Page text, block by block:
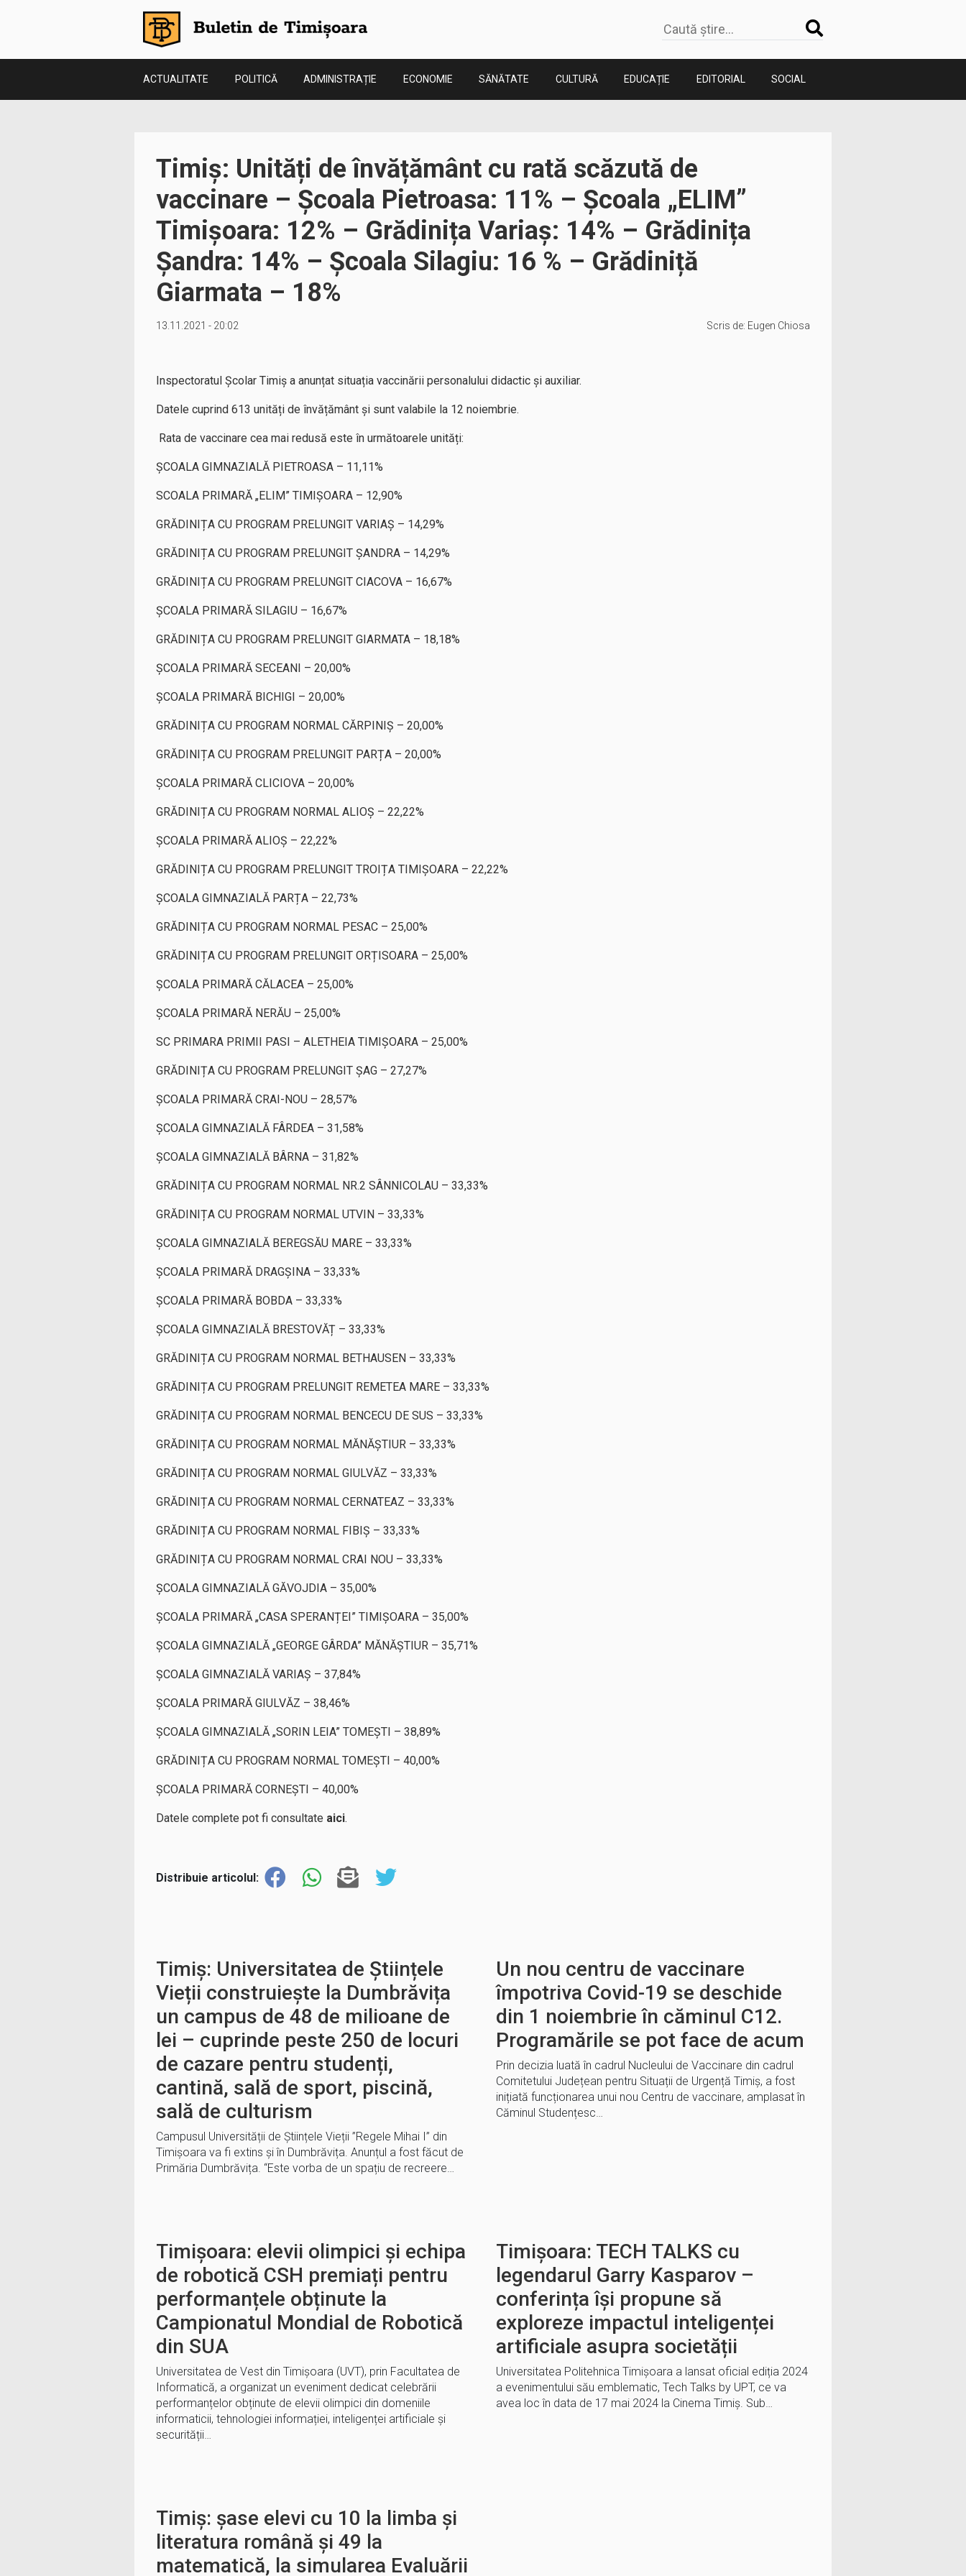
ACTUALITATE POLITICĂ ADMINISTRAȚIE ECONOMIE SĂNĂTATE CULTURĂ EDUCAȚIE EDITORIAL SOCIAL
Timiș: Unități de învățământ cu rată scăzută de
vaccinare – Școala Pietroasa: 11% – Școala „ELIM”
Timișoara: 12% – Grădinița Variaș: 14% – Grădinița
Șandra: 14% – Școala Silagiu: 16 % – Grădiniță
Giarmata – 18%
13.11.2021 - 20:02 Scris de: Eugen Chiosa
Inspectoratul Școlar Timiș a anunțat situația vaccinării personalului didactic și auxiliar.
Datele cuprind 613 unități de învățământ și sunt valabile la 12 noiembrie.
Rata de vaccinare cea mai redusă este în următoarele unități:
ȘCOALA GIMNAZIALĂ PIETROASA – 11,11%
SCOALA PRIMARĂ „ELIM” TIMIȘOARA – 12,90%
GRĂDINIȚA CU PROGRAM PRELUNGIT VARIAȘ – 14,29%
GRĂDINIȚA CU PROGRAM PRELUNGIT ȘANDRA – 14,29%
GRĂDINIȚA CU PROGRAM PRELUNGIT CIACOVA – 16,67%
ȘCOALA PRIMARĂ SILAGIU – 16,67%
GRĂDINIȚA CU PROGRAM PRELUNGIT GIARMATA – 18,18%
ȘCOALA PRIMARĂ SECEANI – 20,00%
ȘCOALA PRIMARĂ BICHIGI – 20,00%
GRĂDINIȚA CU PROGRAM NORMAL CĂRPINIȘ – 20,00%
GRĂDINIȚA CU PROGRAM PRELUNGIT PARȚA – 20,00%
ȘCOALA PRIMARĂ CLICIOVA – 20,00%
GRĂDINIȚA CU PROGRAM NORMAL ALIOȘ – 22,22%
ȘCOALA PRIMARĂ ALIOȘ – 22,22%
GRĂDINIȚA CU PROGRAM PRELUNGIT TROIȚA TIMIȘOARA – 22,22%
ȘCOALA GIMNAZIALĂ PARȚA – 22,73%
GRĂDINIȚA CU PROGRAM NORMAL PESAC – 25,00%
GRĂDINIȚA CU PROGRAM PRELUNGIT ORȚISOARA – 25,00%
ȘCOALA PRIMARĂ CĂLACEA – 25,00%
ȘCOALA PRIMARĂ NERĂU – 25,00%
SC PRIMARA PRIMII PASI – ALETHEIA TIMIȘOARA – 25,00%
GRĂDINIȚA CU PROGRAM PRELUNGIT ȘAG – 27,27%
ȘCOALA PRIMARĂ CRAI-NOU – 28,57%
ȘCOALA GIMNAZIALĂ FÂRDEA – 31,58%
ȘCOALA GIMNAZIALĂ BÂRNA – 31,82%
GRĂDINIȚA CU PROGRAM NORMAL NR.2 SÂNNICOLAU – 33,33%
GRĂDINIȚA CU PROGRAM NORMAL UTVIN – 33,33%
ȘCOALA GIMNAZIALĂ BEREGSĂU MARE – 33,33%
ȘCOALA PRIMARĂ DRAGȘINA – 33,33%
ȘCOALA PRIMARĂ BOBDA – 33,33%
ȘCOALA GIMNAZIALĂ BRESTOVĂȚ – 33,33%
GRĂDINIȚA CU PROGRAM NORMAL BETHAUSEN – 33,33%
GRĂDINIȚA CU PROGRAM PRELUNGIT REMETEA MARE – 33,33%
GRĂDINIȚA CU PROGRAM NORMAL BENCECU DE SUS – 33,33%
GRĂDINIȚA CU PROGRAM NORMAL MĂNĂȘTIUR – 33,33%
GRĂDINIȚA CU PROGRAM NORMAL GIULVĂZ – 33,33%
GRĂDINIȚA CU PROGRAM NORMAL CERNATEAZ – 33,33%
GRĂDINIȚA CU PROGRAM NORMAL FIBIȘ – 33,33%
GRĂDINIȚA CU PROGRAM NORMAL CRAI NOU – 33,33%
ȘCOALA GIMNAZIALĂ GĂVOJDIA – 35,00%
ȘCOALA PRIMARĂ „CASA SPERANȚEI” TIMIȘOARA – 35,00%
ȘCOALA GIMNAZIALĂ „GEORGE GÂRDA” MĂNĂȘTIUR – 35,71%
ȘCOALA GIMNAZIALĂ VARIAȘ – 37,84%
ȘCOALA PRIMARĂ GIULVĂZ – 38,46%
ȘCOALA GIMNAZIALĂ „SORIN LEIA” TOMEȘTI – 38,89%
GRĂDINIȚA CU PROGRAM NORMAL TOMEȘTI – 40,00%
ȘCOALA PRIMARĂ CORNEȘTI – 40,00%
Datele complete pot fi consultate aici.
Distribuie articolul:
Timiș: Universitatea de Științele
Vieții construiește la Dumbrăvița
un campus de 48 de milioane de
lei – cuprinde peste 250 de locuri
de cazare pentru studenți,
cantină, sală de sport, piscină,
sală de culturism
Campusul Universității de Științele Vieții ”Regele Mihai I” din
Timișoara va fi extins și în Dumbrăvița. Anunțul a fost făcut de
Primăria Dumbrăvița. “Este vorba de un spațiu de recreere…
Un nou centru de vaccinare
împotriva Covid-19 se deschide
din 1 noiembrie în căminul C12.
Programările se pot face de acum
Prin decizia luată în cadrul Nucleului de Vaccinare din cadrul
Comitetului Județean pentru Situații de Urgență Timiș, a fost
inițiată funcționarea unui nou Centru de vaccinare, amplasat în
Căminul Studențesc…
Timișoara: elevii olimpici și echipa
de robotică CSH premiați pentru
performanțele obținute la
Campionatul Mondial de Robotică
din SUA
Universitatea de Vest din Timișoara (UVT), prin Facultatea de
Informatică, a organizat un eveniment dedicat celebrării
performanțelor obținute de elevii olimpici din domeniile
informaticii, tehnologiei informației, inteligenței artificiale și
securității…
Timișoara: TECH TALKS cu
legendarul Garry Kasparov –
conferința își propune să
exploreze impactul inteligenței
artificiale asupra societății
Universitatea Politehnica Timișoara a lansat oficial ediția 2024
a evenimentului său emblematic, Tech Talks by UPT, ce va
avea loc în data de 17 mai 2024 la Cinema Timiș. Sub…
Timiș: șase elevi cu 10 la limba și
literatura română și 49 la
matematică, la simularea Evaluării